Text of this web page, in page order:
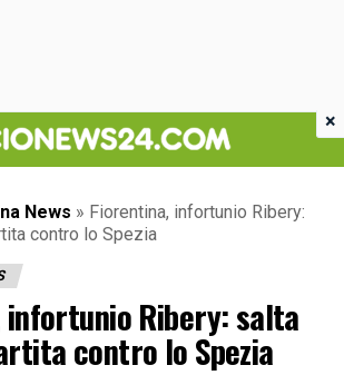
News » Fiorentina, infortunio Ribery:
contro lo Spezia
infortunio Ribery: salta
contro lo Spezia
×